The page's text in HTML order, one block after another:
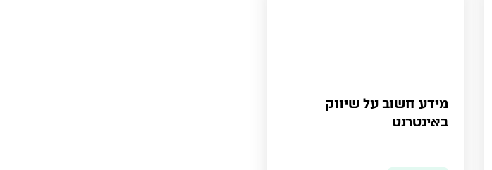
מידע חשוב על שיווק
באינטרנט